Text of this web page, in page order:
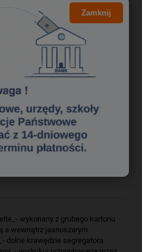
do koszyka
dodaj do przechowalni
zapytaj o produkt
poleć znajomemu
wykonany z grubego kartonu
a wewnątrz jasnoszarym
dolne krawędzie segregatora
Zamknij